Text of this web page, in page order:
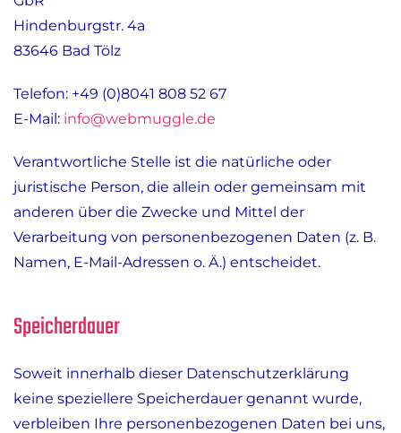
Hindenburgstr. 4a
83646 Bad Tölz
Telefon: +49 (0)8041 808 52 67
E-Mail: info@webmuggle.de
Verantwortliche Stelle ist die natürliche oder
juristische Person, die allein oder gemeinsam mit
anderen über die Zwecke und Mittel der
Verarbeitung von personenbezogenen Daten (z. B.
Namen, E-Mail-Adressen o. Ä.) entscheidet.
Speicherdauer
Soweit innerhalb dieser Datenschutzerklärung
keine speziellere Speicherdauer genannt wurde,
verbleiben Ihre personenbezogenen Daten bei uns,